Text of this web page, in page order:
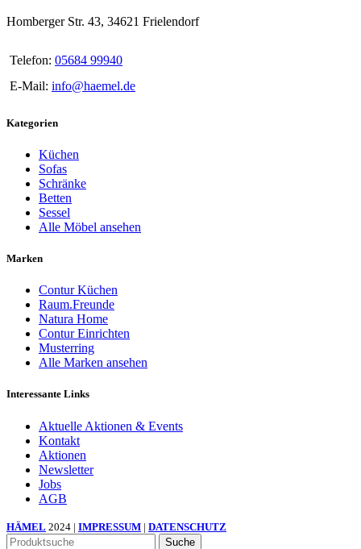
Homberger Str. 43, 34621 Frielendorf
Telefon: 05684 99940
E-Mail: info@haemel.de
Kategorien
Küchen
Sofas
Schränke
Betten
Sessel
Alle Möbel ansehen
Marken
Contur Küchen
Raum.Freunde
Natura Home
Contur Einrichten
Musterring
Alle Marken ansehen
Interessante Links
Aktuelle Aktionen & Events
Kontakt
Aktionen
Newsletter
Jobs
AGB
HÄMEL 2024 | IMPRESSUM | DATENSCHUTZ
Suche